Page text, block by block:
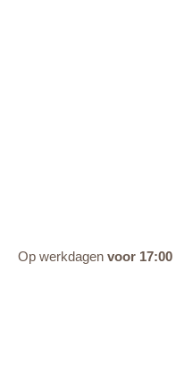
Op werkdagen voor 17:00